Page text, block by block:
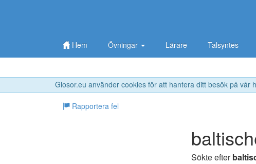
Glosor.eu använder cookies för att hantera ditt besök på
Hem Övningar Lärare Talsyntes
Rapportera fel
Sökte efter